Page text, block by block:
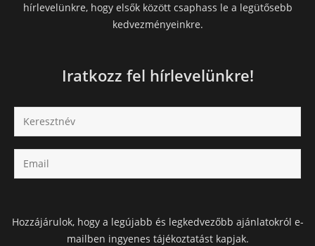
hírlevelünkre, hogy elsők között csaphass le a legütősebb
kedvezményeinkre.
Iratkozz fel hírlevelünkre!
Hozzájárulok, hogy a legújabb és legkedvezőbb ajánlatokról e-
mailben ingyenes tájékoztatást kapjak.